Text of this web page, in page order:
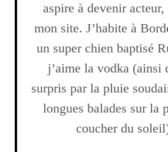
aspire à devenir
mon site. J’habite à
un super chien baptisé
j’aime la vodka (ainsi
surpris par la pluie
longues balades sur la
coucher du